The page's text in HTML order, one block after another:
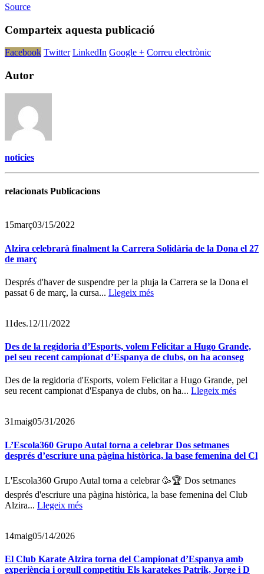
Source
Comparteix aquesta publicació
Facebook Twitter LinkedIn Google + Correu electrònic
Autor
noticies
relacionats Publicacions
15març03/15/2022
Alzira celebrarà finalment la Carrera Solidària de la Dona el 27
de març
Després d'haver de suspendre per la pluja la Carrera se la Dona el
passat 6 de març, la cursa... Llegeix més
11des.12/11/2022
Des de la regidoria d’Esports, volem Felicitar a Hugo Grande,
pel seu recent campionat d’Espanya de clubs, on ha aconseg
Des de la regidoria d'Esports, volem Felicitar a Hugo Grande, pel
seu recent campionat d'Espanya de clubs, on ha... Llegeix més
31maig05/31/2026
L’Escola360 Grupo Autal torna a celebrar Dos setmanes
després d’escriure una pàgina històrica, la base femenina del Cl
L'Escola360 Grupo Autal torna a celebrar 🥳🏆 Dos setmanes
després d'escriure una pàgina històrica, la base femenina del Club
Alzira... Llegeix més
14maig05/14/2026
El Club Karate Alzira torna del Campionat d’Espanya amb
experiència i orgull competitiu Els karatekes Patrik, Jorge i D